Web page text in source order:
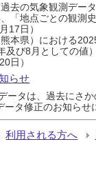
去の気象観測デー
「地点ごとの観測
17日）
本県）における
及び8月としての
日）
らせ
ータは、過去にさ
タ修正のお知らせ
利用される方へ